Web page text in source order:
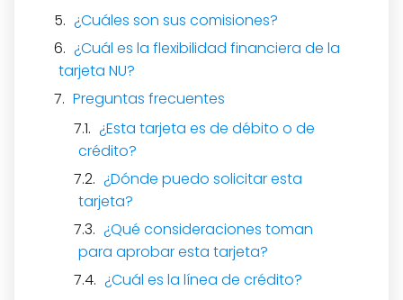
¿Cuáles son sus comisiones?
¿Cuál es la flexibilidad financiera de la
tarjeta NU?
Preguntas frecuentes
¿Esta tarjeta es de débito o de
crédito?
¿Dónde puedo solicitar esta
tarjeta?
¿Qué consideraciones toman
para aprobar esta tarjeta?
¿Cuál es la línea de crédito?